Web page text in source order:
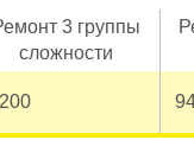
3 группы
сложности